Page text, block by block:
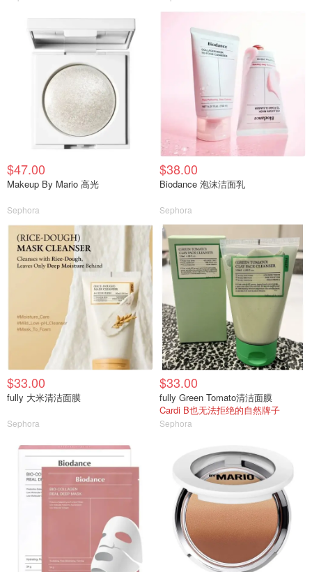
$47.00
Makeup By Mario 高光
Sephora
$38.00
Biodance 泡沫洁面乳
Sephora
$33.00
fully 大米清洁面膜
Sephora
$33.00
fully Green Tomato清洁面膜
Cardi B也无法拒绝的自然牌子
Sephora